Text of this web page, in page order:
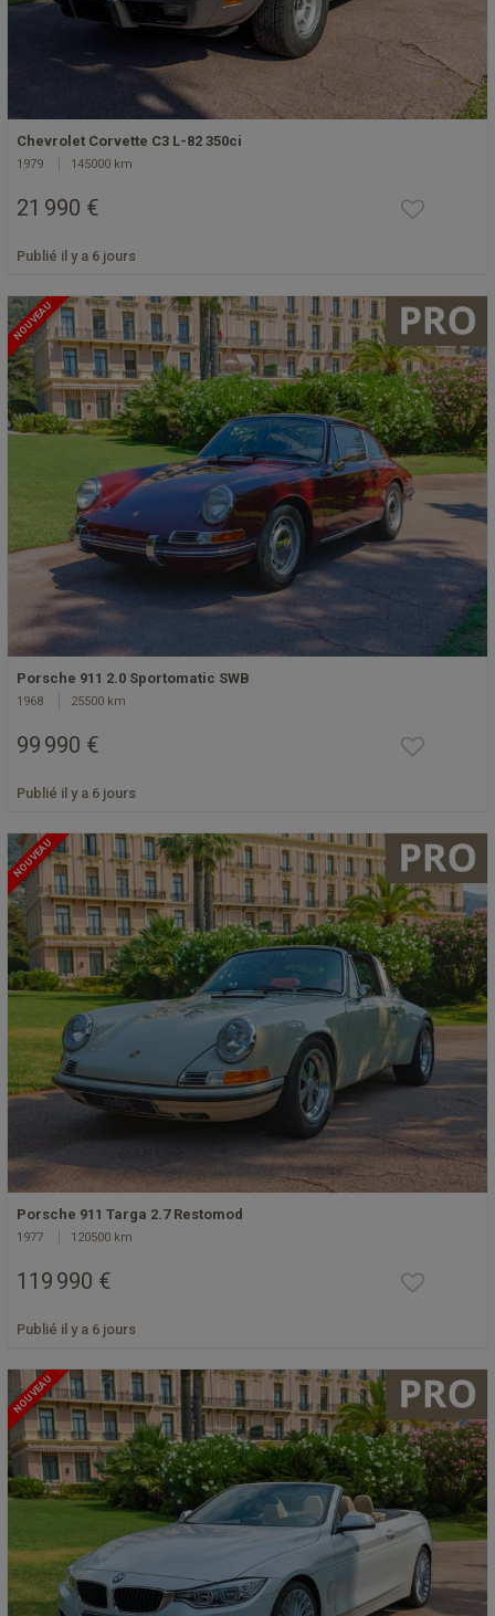
Chevrolet Corvette C3 L-82 350ci
1979 145000 km
21 990 €
Publié il y a 6 jours
NOUVEAU
Porsche 911 2.0 Sportomatic SWB
1968 25500 km
99 990 €
Publié il y a 6 jours
NOUVEAU
Porsche 911 Targa 2.7 Restomod
1977 120500 km
119 990 €
Publié il y a 6 jours
NOUVEAU